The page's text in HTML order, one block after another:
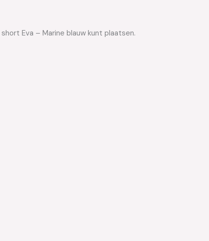
Eva – Marine blauw kunt plaatsen.